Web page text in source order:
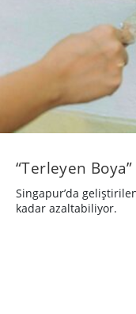
“Terleyen
Singapur’da
kadar azaltabiliyor.